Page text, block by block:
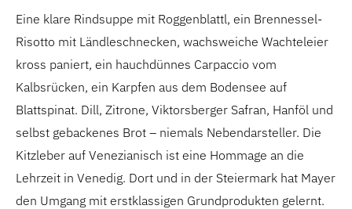
Eine klare Rindsuppe mit Roggenblattl, ein Brennessel-
Risotto mit Ländleschnecken, wachsweiche Wachteleier
kross paniert, ein hauchdünnes Carpaccio vom
Kalbsrücken, ein Karpfen aus dem Bodensee auf
Blattspinat. Dill, Zitrone, Viktorsberger Safran, Hanföl und
selbst gebackenes Brot – niemals Nebendarsteller. Die
Kitzleber auf Venezianisch ist eine Hommage an die
Lehrzeit in Venedig. Dort und in der Steiermark hat Mayer
den Umgang mit erstklassigen Grundprodukten gelernt.